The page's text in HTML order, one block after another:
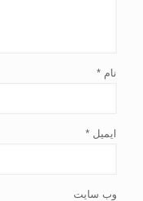
نام *
ایمیل *
وب‌ سایت